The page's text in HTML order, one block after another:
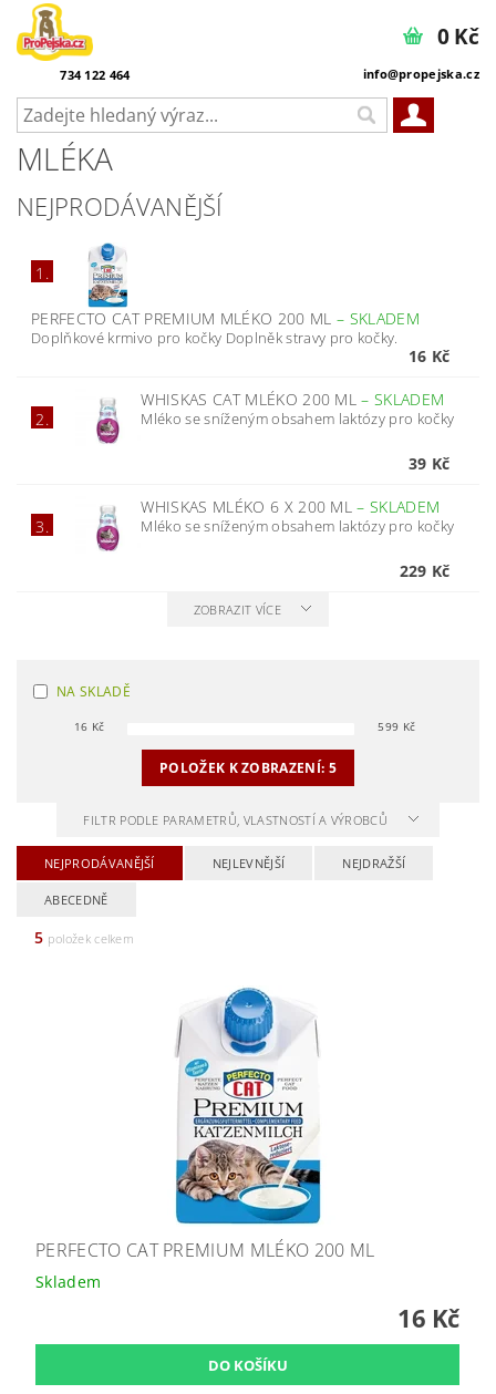
734 122 464 info@propejska.cz
0 Kč
MLÉKA
NEJPRODÁVANĚJŠÍ
1.
PERFECTO CAT PREMIUM MLÉKO 200 ML– SKLADEM
Doplňkové krmivo pro kočky Doplněk stravy pro kočky.
16 Kč
2.
WHISKAS CAT MLÉKO 200 ML–SKLADEM
Mléko se sníženým obsahem laktózy pro kočky
39 Kč
3.
WHISKAS MLÉKO 6 X 200 ML–SKLADEM
Mléko se sníženým obsahem laktózy pro kočky
229 Kč
ZOBRAZIT VÍCE
NA SKLADĚ
16 Kč 599 Kč
POLOŽEK K ZOBRAZENÍ: 5
FILTR PODLE PARAMETRŮ, VLASTNOSTÍ A VÝROBCŮ
NEJPRODÁVANĚJŠÍ NEJLEVNĚJŠÍ NEJDRAŽŠÍ
ABECEDNĚ
5 položek celkem
PERFECTO CAT PREMIUM MLÉKO 200 ML
Skladem
16 Kč